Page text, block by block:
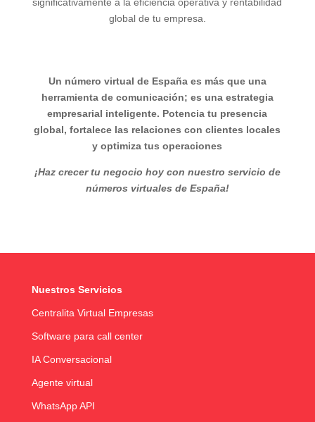
global de tu empresa.
Un número virtual de España es más que una
herramienta de comunicación; es una estrategia
empresarial inteligente. Potencia tu presencia
global, fortalece las relaciones con clientes locales
y optimiza tus operaciones
¡Haz crecer tu negocio hoy con nuestro servicio de
números virtuales de España!
Nuestros Servicios
Centralita Virtual Empresas
Software para call center
IA Conversacional
Agente virtual
WhatsApp API